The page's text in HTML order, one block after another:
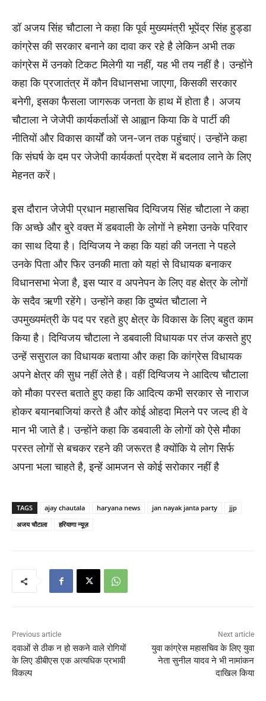
डॉ अजय सिंह चौटाला ने कहा कि पूर्व मुख्यमंत्री भूपेंद्र सिंह हुड्डा
कांग्रेस की सरकार बनाने का दावा कर रहे है लेकिन अभी तक
कांग्रेस में उनको टिकट मिलेगी या नहीं,यह भी तय नहीं है। उन्होंने
कहा कि प्रजातंत्र में कौन विधानसभा जाएगा,किसकी सरकार
बनेगी,इसका फैसला जागरूक जनता के हाथ में होता है। अजय
चौटाला ने जेजेपी कार्यकर्ताओं से आह्वान किया कि वे पार्टी की
नीतियों और विकास कार्यों को जन-जन तक पहुंचाएं। उन्होंने कहा
कि संघर्ष के दम पर जेजेपी कार्यकर्ता प्रदेश में बदलाव लाने के लिए
मेहनत करें।
इस दौरान जेजेपी प्रधान महासचिव दिग्विजय सिंह चौटाला ने कहा
कि अच्छे और बुरे वक्त में डबवाली के लोगों ने हमेशा उनके परिवार
का साथ दिया है। दिग्विजय ने कहा कि यहां की जनता ने पहले
उनके पिता और फिर उनकी माता को यहां से विधायक बनाकर
विधानसभा भेजा है,इस प्यार व अपनेपन के लिए वह क्षेत्र के लोगों
के सदैव ऋणी रहेंगे। उन्होंने कहा कि दुष्यंत चौटाला ने
उपमुख्यमंत्री के पद पर रहते हुए क्षेत्र के विकास के लिए बहुत काम
किया है। दिग्विजय चौटाला ने डबवाली विधायक पर तंज कसते हुए
उन्हें ससुराल का विधायक बताया और कहा कि कांग्रेस विधायक
अपने क्षेत्र की सुध नहीं लेते है। वहीं दिग्विजय ने आदित्य चौटाला
को मौका परस्त बताते हुए कहा कि आदित्य कभी सरकार से नाराज
होकर बयानबाजियां करते है और कोई ओहदा मिलने पर जल्द ही वे
मान भी जाते है। उन्होंने कहा कि डबवाली के लोगों को ऐसे मौका
परस्त लोगों से बचकर रहने की जरूरत है क्योंकि ये लोग सिर्फ
अपना भला चाहते है,इन्हें आमजन से कोई सरोकार नहीं है
TAGS ajay chautala haryana news jan nayak janta party
jjp
अजय चौटाला
हरियाणा न्यूज़
Previous article
दवाओं से ठीक न हो सकने वाले रोगियों
के लिए डीबीएस एक अत्यधिक प्रभावी
विकल्प
Next article
युवा कांग्रेस महासचिव के लिए युवा
नेता सुनील यादव ने भी नामांकन
दाखिल किया